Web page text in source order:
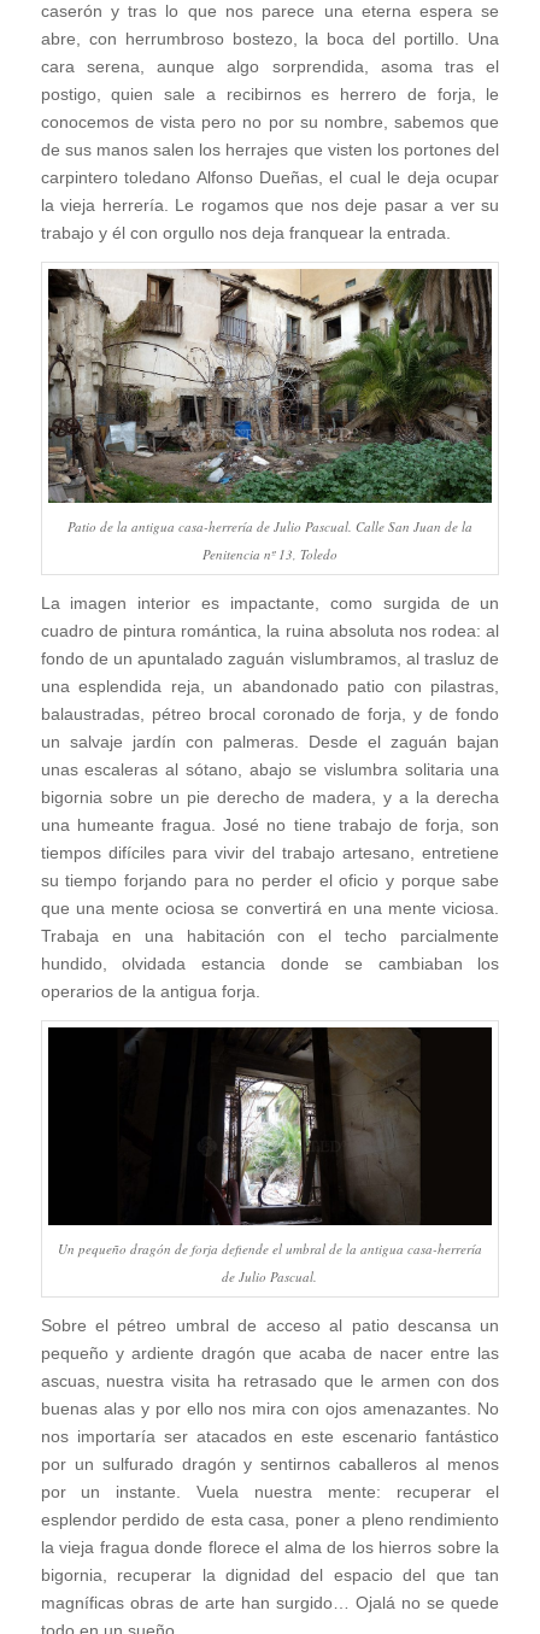
caserón y tras lo que nos parece una eterna espera se
abre, con herrumbroso bostezo, la boca del portillo. Una
cara serena, aunque algo sorprendida, asoma tras el
postigo, quien sale a recibirnos es herrero de forja, le
conocemos de vista pero no por su nombre, sabemos que
de sus manos salen los herrajes que visten los portones del
carpintero toledano Alfonso Dueñas, el cual le deja ocupar
la vieja herrería. Le rogamos que nos deje pasar a ver su
trabajo y él con orgullo nos deja franquear la entrada.
Patio de la antigua casa-herrería de Julio Pascual. Calle San Juan de la
Penitencia nº 13, Toledo
La imagen interior es impactante, como surgida de un
cuadro de pintura romántica, la ruina absoluta nos rodea: al
fondo de un apuntalado zaguán vislumbramos, al trasluz de
una esplendida reja, un abandonado patio con pilastras,
balaustradas, pétreo brocal coronado de forja, y de fondo
un salvaje jardín con palmeras. Desde el zaguán bajan
unas escaleras al sótano, abajo se vislumbra solitaria una
bigornia sobre un pie derecho de madera, y a la derecha
una humeante fragua. José no tiene trabajo de forja, son
tiempos difíciles para vivir del trabajo artesano, entretiene
su tiempo forjando para no perder el oficio y porque sabe
que una mente ociosa se convertirá en una mente viciosa.
Trabaja en una habitación con el techo parcialmente
hundido, olvidada estancia donde se cambiaban los
operarios de la antigua forja.
Un pequeño dragón de forja defiende el umbral de la antigua casa-herrería
de Julio Pascual.
Sobre el pétreo umbral de acceso al patio descansa un
pequeño y ardiente dragón que acaba de nacer entre las
ascuas, nuestra visita ha retrasado que le armen con dos
buenas alas y por ello nos mira con ojos amenazantes. No
nos importaría ser atacados en este escenario fantástico
por un sulfurado dragón y sentirnos caballeros al menos
por un instante. Vuela nuestra mente: recuperar el
esplendor perdido de esta casa, poner a pleno rendimiento
la vieja fragua donde florece el alma de los hierros sobre la
bigornia, recuperar la dignidad del espacio del que tan
magníficas obras de arte han surgido… Ojalá no se quede